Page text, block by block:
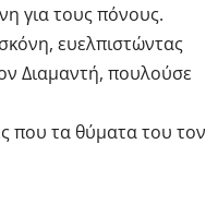
για τους πόνους.
ευελπιστώντας
Διαμαντή, πουλούσε
που τα θύματα του τον